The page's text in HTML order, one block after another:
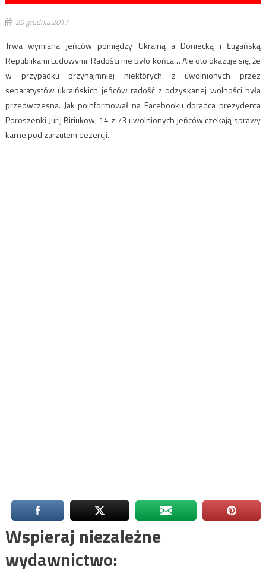
29 grudnia 2017
Trwa wymiana jeńców pomiędzy Ukrainą a Doniecką i Ługańską
Republikami Ludowymi. Radości nie było końca… Ale oto okazuje się, że
w przypadku przynajmniej niektórych z uwolnionych przez
separatystów ukraińskich jeńców radość z odzyskanej wolności była
przedwczesna. Jak poinformował na Facebooku doradca prezydenta
Poroszenki Jurij Biriukow, 14 z 73 uwolnionych jeńców czekają sprawy
karne pod zarzutem dezercji.
Wspieraj niezależne
wydawnictwo: